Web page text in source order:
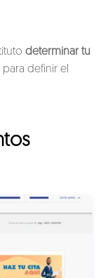
determinar tu
para definir el